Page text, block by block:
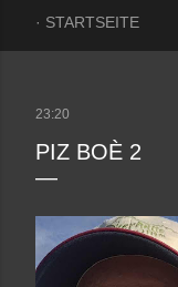
STARTSEITE
23:20
PIZ BOÈ 2